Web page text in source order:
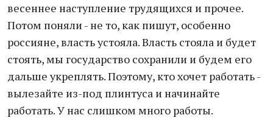
весеннее наступление трудящихся и прочее.
Потом поняли - не то, как пишут, особенно
россияне, власть устояла. Власть стояла и будет
стоять, мы государство сохранили и будем его
дальше укреплять. Поэтому, кто хочет работать -
вылезайте из-под плинтуса и начинайте
работать. У нас слишком много работы.